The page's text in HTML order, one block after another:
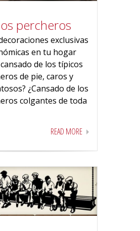
percheros
exclusivas
en tu hogar
de los típicos
de pie, caros y
¿Cansado de los
colgantes de toda
READ MORE